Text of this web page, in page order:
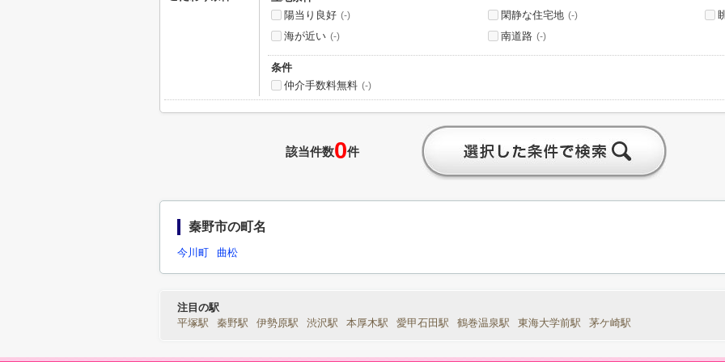
陽当り良好 (-) 閑静な住宅地 (-)
海が近い (-) 南道路 (-)
条件
仲介手数料無料 (-)
該当件数0件
秦野市の町名
今川町 曲松
注目の駅
平塚駅
秦野駅 伊勢原駅 渋沢駅 本厚木駅 愛甲石田駅 鶴巻温泉駅 東海大学前駅 茅ケ崎駅